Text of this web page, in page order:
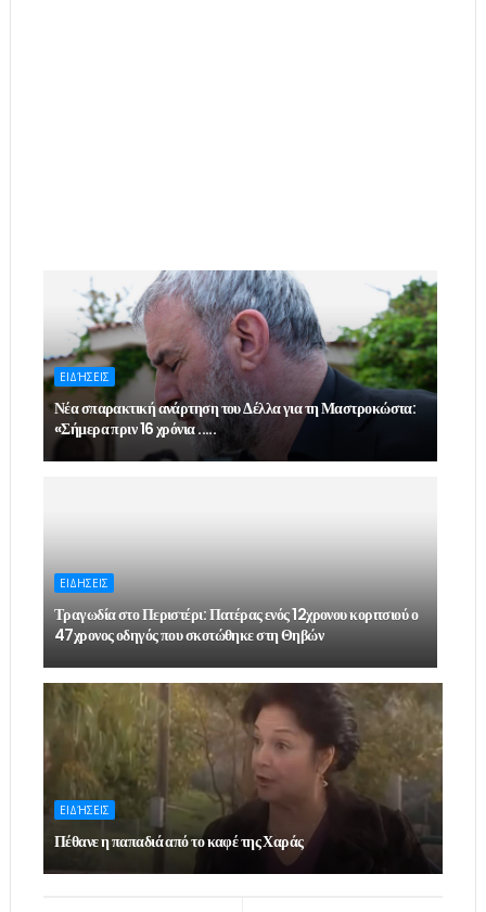
ΕΙΔΉΣΕΙΣ
Νέα σπαρακτική ανάρτηση του Δέλλα για τη Μαστροκώστα:
«Σήμερα πριν 16 χρόνια .....
ΕΙΔΗΣΕΙΣ
Τραγωδία στο Περιστέρι: Πατέρας ενός 12χρονου κοριτσιού ο
47χρονος οδηγός που σκοτώθηκε στη Θηβών
ΕΙΔΉΣΕΙΣ
Πέθανε η παπαδιά από το καφέ της Χαράς